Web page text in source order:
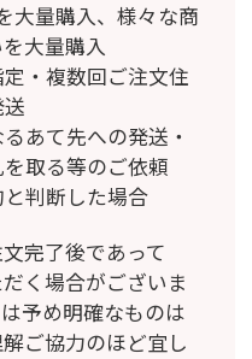
大量購入、様々な商
大量購入
・複数回ご注文住
あて先への発送・
取る等のご依頼
判断した場合
完了後であって
く場合がございま
予め明確なものは
ご協力のほど宜し